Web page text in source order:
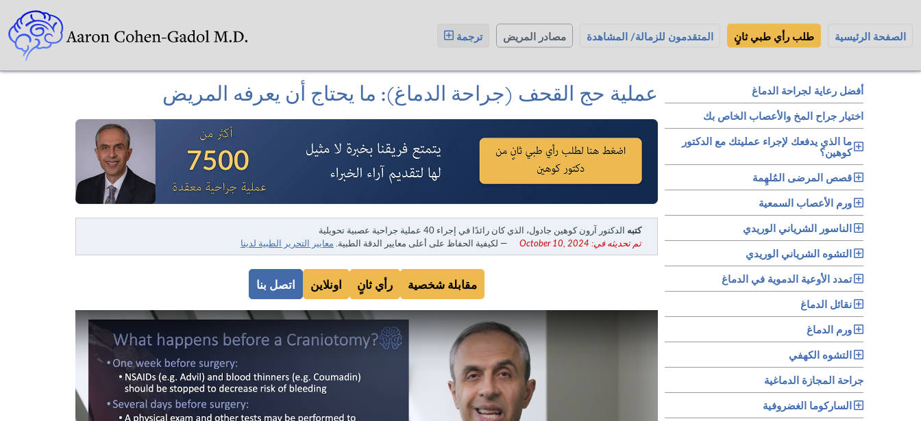
الصفحة الرئيسية طلب رأي طبي ثانٍ المتقدمون للزمالة/ المشاهدة مصادر المريض ترجمة
أفضل رعاية لجراحة الدماغ
اختيار جراح المخ والأعصاب الخاص بك
ما الذي يدفعك لإجراء عمليتك مع الدكتور
كوهين؟
قصص المرضى المُلهِمة
ورم الأعصاب السمعية
الناسور الشرياني الوريدي
التشوه الشرياني الوريدي
تمدد الأوعية الدموية في الدماغ
نقائل الدماغ
ورم الدماغ
التشوه الكهفي
جراحة المجازة الدماغية
الساركوما الغضروفية
عملية حج القحف (جراحة الدماغ): ما يحتاج أن يعرفه المريض
كتبه الدكتور آرون كوهين جادول، الذي كان رائدًا في إجراء 40 عملية جراحية عصبية تحويلية
تم تحديثه في: October 10, 2024
— لكيفية الحفاظ على أعلى معايير الدقة الطبية. معايير التحرير الطبية لدينا
مقابلة شخصية رأي ثانٍ اونلاين اتصل بنا